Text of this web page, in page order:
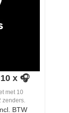
x 🎧
met 10
zenders.
BTW